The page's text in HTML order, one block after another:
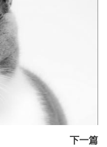
下一篇